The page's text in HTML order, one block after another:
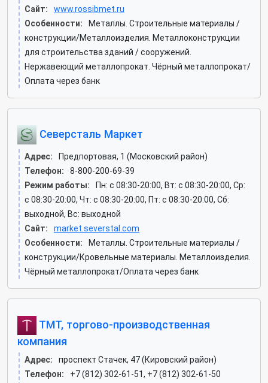
Сайт:
www.rossibmet.ru
Особенности:
Металлы. Строительные материалы /
конструкции/Металлоизделия. Металлоконструкции
для строительства зданий / сооружений.
Нержавеющий металлопрокат. Чёрный металлопрокат/
Оплата через банк
Северсталь Маркет
Адрес:
Предпортовая, 1 (Московский район)
Телефон:
8-800-200-69-39
Режим работы:
Пн: c 08:30-20:00, Вт: c 08:30-20:00, Ср:
c 08:30-20:00, Чт: c 08:30-20:00, Пт: c 08:30-20:00, Сб:
выходной, Вс: выходной
Сайт:
market.severstal.com
Особенности:
Металлы. Строительные материалы /
конструкции/Кровельные материалы. Металлоизделия.
Чёрный металлопрокат/Оплата через банк
ТМТ, торгово-производственная
компания
Адрес:
проспект Стачек, 47 (Кировский район)
Телефон:
+7 (812) 302-61-51, +7 (812) 302-61-50